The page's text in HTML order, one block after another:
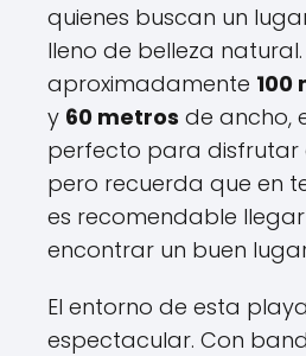
quienes buscan un
lleno de belleza
aproximadamente 100
y 60 metros de ancho,
perfecto para disfrutar
pero recuerda que en
es recomendable
encontrar un buen
El entorno de esta
espectacular. Con